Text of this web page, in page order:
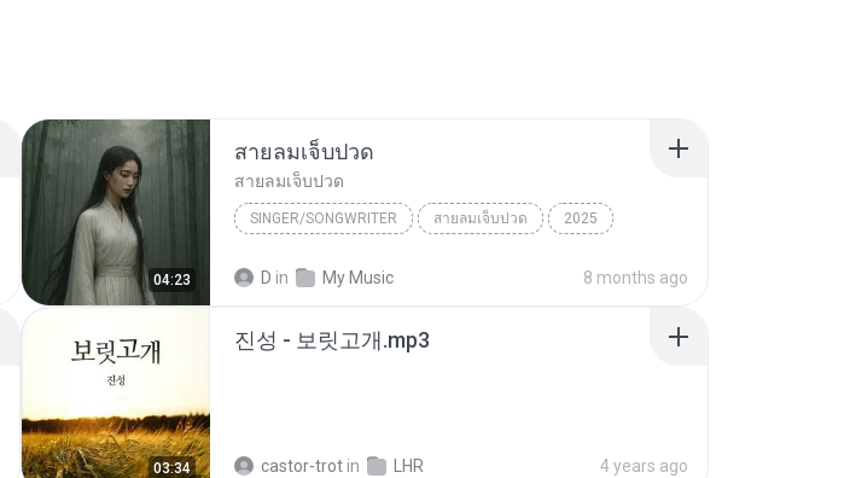
04:23
สายลมเจ็บปวด
สายลมเจ็บปวด
SINGER/SONGWRITER สายลมเจ็บปวด 2025
D in My Music 8 months ago
03:34
진성 - 보릿고개.mp3
castor-trot in LHR 4 years ago